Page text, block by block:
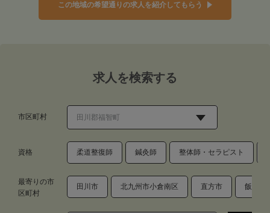
この地域の希望通りの求人を紹介してもらう
求人を検索する
市区町村
資格 柔道整復師 鍼灸師 整体師・セラピスト
最寄りの市
区町村
田川市 北九州市小倉南区 直方市 飯塚市